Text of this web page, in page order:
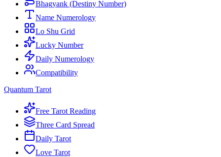
Bhagyank (Destiny Number)
Name Numerology
Lo Shu Grid
Lucky Number
Daily Numerology
Compatibility
Quantum Tarot
Free Tarot Reading
Three Card Spread
Daily Tarot
Love Tarot